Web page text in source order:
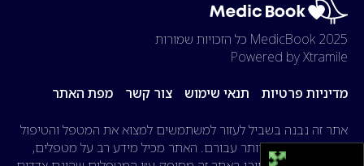
2025 MedicBook
כל הזכויות שמורות
Powered by Xtramile
מדיניות פרטיות תנאי שימוש צור קשר מפת האתר
אתר זה נבנה בשביל לעזור למשתמשים למצוא את המטפל והטיפול
המתאים והטוב ביותר עבורם. האתר מכיל מידע רב על מטפלים,